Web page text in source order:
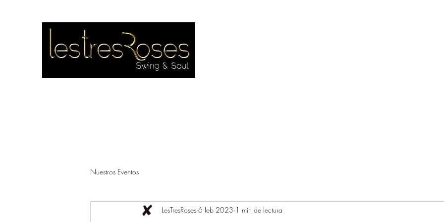
Nuestros Eventos
LesTresRoses 6 feb 2023 1 min de lectura